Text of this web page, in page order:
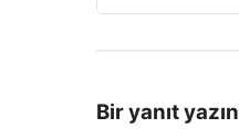
Bir yanıt yazın